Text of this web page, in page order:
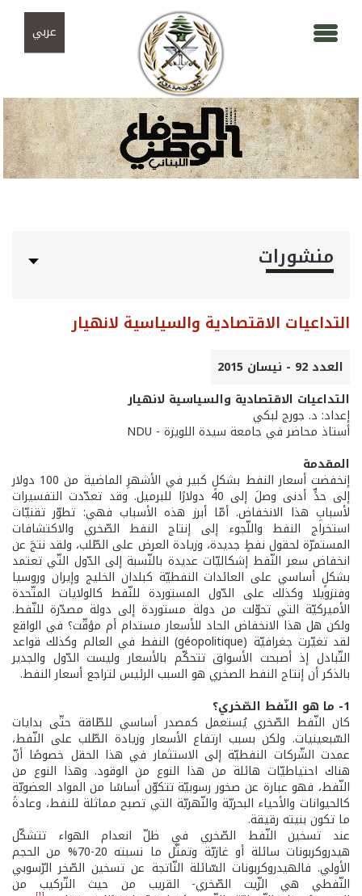
عربي
منشورات
التداعيات الاقتصادية والسياسية لانهيار
العدد 92 - نيسان 2015
التداعيات الاقتصادية والسياسية لانهيار
إعداد: د. جورج لبكي
أستاذ محاضر في جامعة سيدة اللويزة - NDU
المقدمة
إنخفضت أسعار النفط بشكلٍ كبير في الأشهرِ الماضية من 100 دولار
إلى حدٍّ أدنى وصلَ إلى 40 دولارًا للبرميل. وقد تعدّدت التفسيرات
لأسبابِ هذا الانخفاض. أمّا أبرز هذه الأسباب فهي: تطوّر تقنيّات
استخراج النفط واللّجوء إلى إنتاج النفط الصّخري والاكتشافات
المستمرّة لحقول نفطٍ جديدة، وزيادة العرض على الطّلب، ولقد نتجَ عن
انخفاض سعر النّفط إشكاليّات عديدة بالنّسبة إلى الدّول التّي تعتمد
بشكلٍ أساسي على العائدات النفطيّة كبلدان الخليج وإيران وروسيا
وفنزويلا وكذلك على الدّول المستوردة للنّفط كالولايات المتّحدة
الأميركيّة التي تحوّلت من دولة مستوردة إلى دولة مصدّرة للنّفط.
ولكن هل هذا الانخفاض الحاد للأسعار مستدام أم مؤقّت؟ في الواقع
لقد تغيّرت جغرافيّة (géopolitique) النفط في العالم وكذلك قواعد
التّبادل إذ أصبحت الأسواق تتحكّم بالأسعار وليست الدّول والجدير
بالذكر أن إنتاج النفط الصخري هو السبب الرئيس لتراجع أسعار النفط.
1- ما هو النّفط الصّخري؟
كان النّفط الصّخري يُستعمل كمصدر أساسي للطّاقة حتّى بدايات
السّبعينيات. ولكن بسبب ارتفاع الأسعار وزيادة الطّلب على النّفط،
عمدت الشّركات النفطيّة إلى الاستثمار في هذا الحقل خصوصًا أنّ
هناك احتياطيّات هائلة من هذا النوع من الوقود. وهذا النوع من
النّفط، فهو عبارة عن صخور رسوبيّة تتكوّن أساسًا من المواد العضويّة
كالحيوانات والأحياء البحريّة والنّهريّة التي تصبح مماثلة للنفط، وعادةً
ما تكون بنيته رقيقة.
عند تسخين النّفط الصّخري في ظلّ انعدام الهواء تتشكّل
هيدروكربونات سائلة أو غازيّة وتمثّل ما نسبته 20-70% من الحجم
الأولي. فالهيدروكربونات السّائلة النّاتجة عن تسخين الصّخر الرّسوبي
النّفطي هي الزّيت الصّخري- القريب من حيث التّركيب من